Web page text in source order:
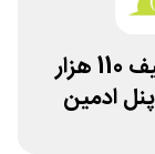
کد تخفیف 110 هزار
ادمین